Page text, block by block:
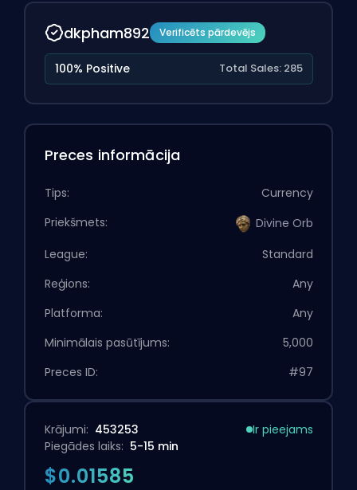
dkpham892 Verificēts pārdevējs
100% Positive Total Sales: 285
Preces informācija
Tips:
Currency
Priekšmets:
Divine Orb
League:
Standard
Reģions:
Any
Platforma:
Any
Minimālais pasūtījums:
5,000
Preces ID:
#97
Krājumi: 453253
Ir pieejams
Piegādes laiks: 5-15 min
$0.01585